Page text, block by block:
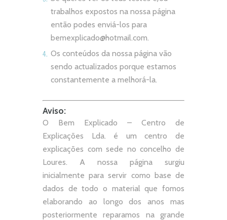
trabalhos expostos na nossa página
então podes enviá-los para
bemexplicado@hotmail.com.
Os conteúdos da nossa página vão
sendo actualizados porque estamos
constantemente a melhorá-la.
Aviso:
O Bem Explicado – Centro de
Explicações Lda. é um centro de
explicações com sede no concelho de
Loures. A nossa página surgiu
inicialmente para servir como base de
dados de todo o material que fomos
elaborando ao longo dos anos mas
posteriormente reparamos na grande